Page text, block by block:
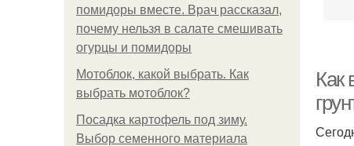
помидоры вместе. Врач рассказал,
почему нельзя в салате смешивать
огурцы и помидоры
Мотоблок, какой выбрать. Как
выбрать мотоблок?
Посадка картофель под зиму.
Выбор семенного материала
Как